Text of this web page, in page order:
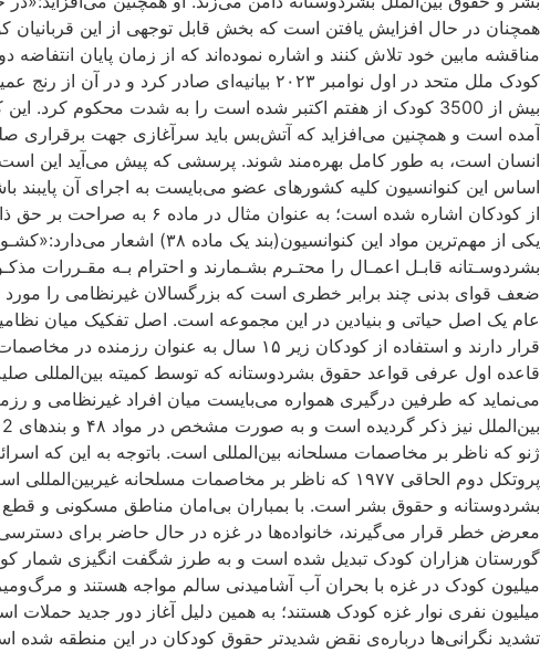
همچنان در حال افزایش یافتن است‌ که بخش قابل توجهی از این
کودک ملل متحد در اول نوامبر ۲۰۲۳
بیش از 3500 کودک از هفتم اکتبر شده است را به شدت محکوم
آمده است و همچنین می‌افزاید که آتش‌بس باید سرآغازی جهت برقراری صلح
انسان است، به طور کامل بهره‌مند شوند. پرسشی که پیش می‌آید این
اساس این کنوانسیون کلیه کشورهای عضو می‌بایست به اجرای آن پایبند
یکی از مهم‌ترین مواد این
بشردوسـتانه قابـل اعمـال را محتـرم بشـمارند و احترام بـه
ضعف قوای بدنی چند برابر خطری است که بزرگسالان غیرنظامی را مورد
عام یک اصل حیاتی و بنیادین در این مجموعه است. اصل تفکیک میان
قرار دارند و استفاده از کودکان زیر ۱۵
قاعده اول عرفی قواعد حقوق بشردوستانه که توسط کمیته بین‌المللی
می‌نماید که طرفین درگیری همواره می‌بایست میان افراد غیرنظامی و
پروتکل دوم الحاقی ۱۹۷۷ که ناظر بر مخاصمات
بشردوستانه و حقوق بشر است. با بمباران بی‌امان مناطق مسکونی و قطع
معرض خطر قرار می‌گیرند، خانواده‌ها در غزه در حال حاضر برای
گورستان هزاران کودک تبدیل شده است و به ‌طرز شگفت انگیزی شمار
میلیون نفری نوار غزه کودک هستند؛ به همین دلیل آغاز دور جدید
تشدید نگرانی‌ها درباره‌ی نقض شدیدتر حقوق کودکان در این منطقه شده